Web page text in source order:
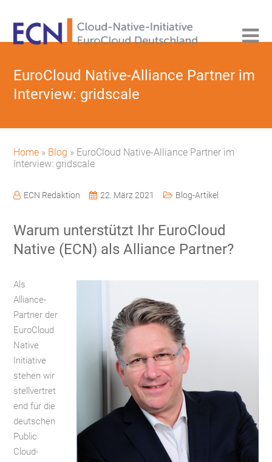
EuroCloud Native-Alliance Partner im
Interview: gridscale
Home » Blog » EuroCloud Native-Alliance Partner im
Interview: gridscale
ECN Redaktion 22. März 2021 Blog-Artikel
Warum unterstützt Ihr EuroCloud
Native (ECN) als Alliance Partner?
Als
Alliance-
Partner der
EuroCloud
Native
Initiative
stehen wir
stellvertret
end für die
deutschen
Public
Cloud-